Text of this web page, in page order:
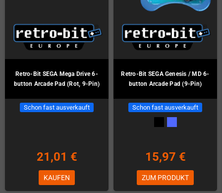
Retro-Bit SEGA Mega Drive 6-
button Arcade Pad (Rot, 9-Pin)
Schon fast ausverkauft
21,01 €
KAUFEN
Retro-Bit SEGA Genesis / MD 6-
button Arcade Pad (9-Pin)
Schon fast ausverkauft
15,97 €
ZUM PRODUKT